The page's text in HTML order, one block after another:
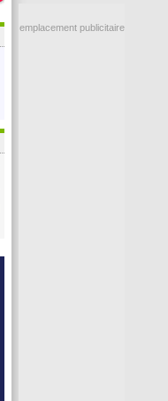
emplacement publicitaire